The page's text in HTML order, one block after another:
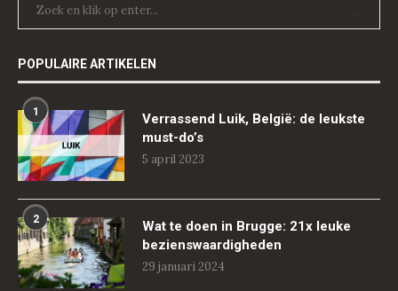
POPULAIRE ARTIKELEN
1
Verrassend Luik, België: de leukste
must-do’s
5 april 2023
2
Wat te doen in Brugge: 21x leuke
bezienswaardigheden
29 januari 2024